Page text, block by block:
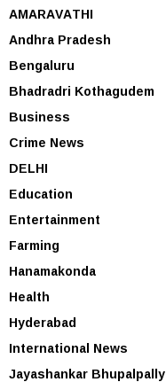
AMARAVATHI
Andhra Pradesh
Bengaluru
Bhadradri Kothagudem
Business
Crime News
DELHI
Education
Entertainment
Farming
Hanamakonda
Health
Hyderabad
International News
Jayashankar Bhupalpally